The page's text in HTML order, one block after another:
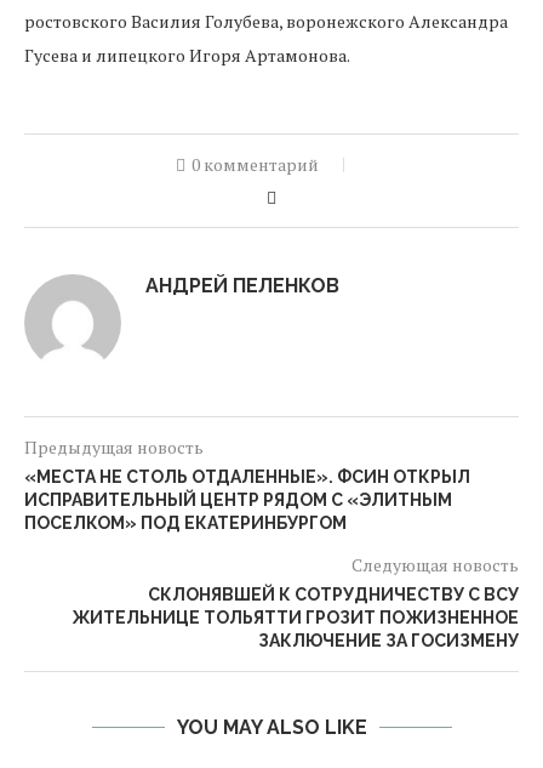
ростовского Василия Голубева, воронежского Александра
Гусева и липецкого Игоря Артамонова.
0 комментарий
АНДРЕЙ ПЕЛЕНКОВ
Предыдущая новость
«МЕСТА НЕ СТОЛЬ ОТДАЛЕННЫЕ». ФСИН ОТКРЫЛ
ИСПРАВИТЕЛЬНЫЙ ЦЕНТР РЯДОМ С «ЭЛИТНЫМ
ПОСЕЛКОМ» ПОД ЕКАТЕРИНБУРГОМ
Следующая новость
СКЛОНЯВШЕЙ К СОТРУДНИЧЕСТВУ С ВСУ
ЖИТЕЛЬНИЦЕ ТОЛЬЯТТИ ГРОЗИТ ПОЖИЗНЕННОЕ
ЗАКЛЮЧЕНИЕ ЗА ГОСИЗМЕНУ
YOU MAY ALSO LIKE